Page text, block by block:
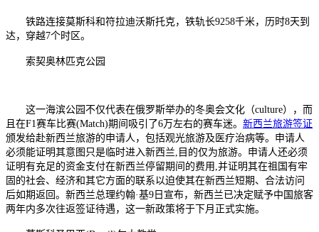
铁路连接莫斯科和符拉迪沃斯托克，铁轨长9258千米，历时8天到
达，穿越7个时区。
索契奥林匹克公园
这一海滨公园不仅代表在俄罗斯举办的冬奥会文化（culture），而
且在F1赛车比赛(Match)期间吸引了6万左右的赛车迷。 新西兰旅游签证
颁发给赴新西兰旅游的申请人，包括观光旅游及医疗治病等。申请人
必须能证明其意图只是临时进入新西兰,目的仅为旅游。申请人还必须
证明有充足的资金支付在新西兰停留期间的费用,并证明其在祖国有牢
固的社会、经济和其它方面的联系以迫使其在新西兰短期、合法访问
后如期返回。新西兰总理约翰·基9日宣布，新西兰已决定赋予中国旅客
两年内多次往返签证待遇，这一新政策将于下月正式实施。